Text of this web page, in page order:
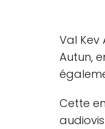
Val Kev
Autun,
Cette